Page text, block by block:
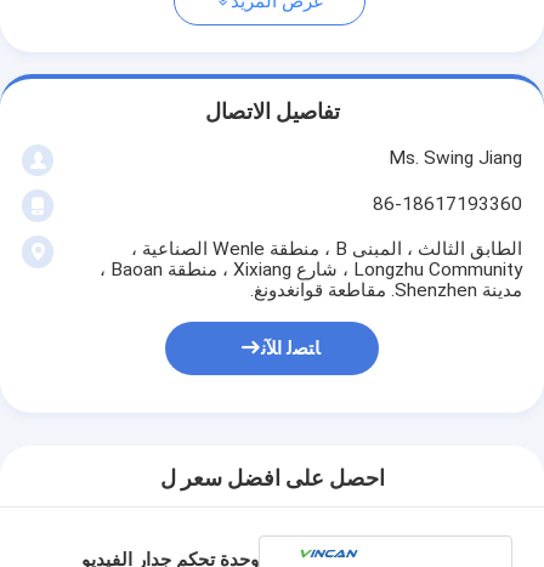
تفاصيل الاتصال
Ms. Swing Jiang
86-18617193360
الطابق الثالث ، المبنى B ، منطقة Wenle الصناعية ،
Longzhu Community ، شارع Xixiang ، منطقة Baoan ،
مدينة Shenzhen. مقاطعة قوانغدونغ.
ﺎﺘﺼﻟ ﺍﻶﻧ
احصل على افضل سعر ل
وحدة تحكم جدار الفيديو